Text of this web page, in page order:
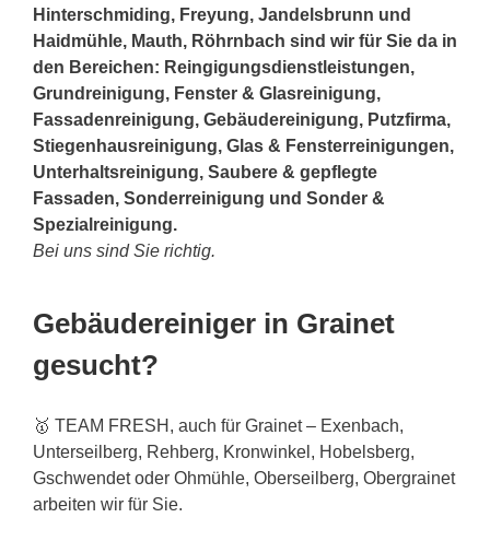
Hinterschmiding, Freyung, Jandelsbrunn und
Haidmühle, Mauth, Röhrnbach sind wir für Sie da in
den Bereichen: Reingigungsdienstleistungen,
Grundreinigung, Fenster & Glasreinigung,
Fassadenreinigung, Gebäudereinigung, Putzfirma,
Stiegenhausreinigung, Glas & Fensterreinigungen,
Unterhaltsreinigung, Saubere & gepflegte
Fassaden, Sonderreinigung und Sonder &
Spezialreinigung.
Bei uns sind Sie richtig.
Gebäudereiniger in Grainet
gesucht?
🥇 TEAM FRESH, auch für Grainet – Exenbach,
Unterseilberg, Rehberg, Kronwinkel, Hobelsberg,
Gschwendet oder Ohmühle, Oberseilberg, Obergrainet
arbeiten wir für Sie.